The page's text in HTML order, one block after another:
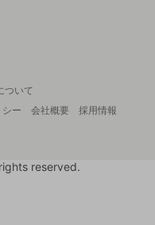
ついて
シー 会社概要
採用情報
reserved.